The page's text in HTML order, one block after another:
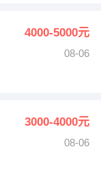
4000-5000元
08-06
3000-4000元
08-06